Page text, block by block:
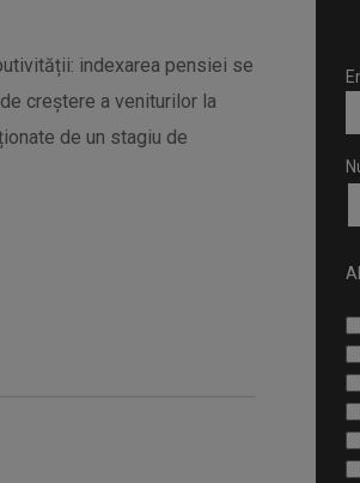
indexarea pensiei se
creștere a veniturilor la
de un stagiu de